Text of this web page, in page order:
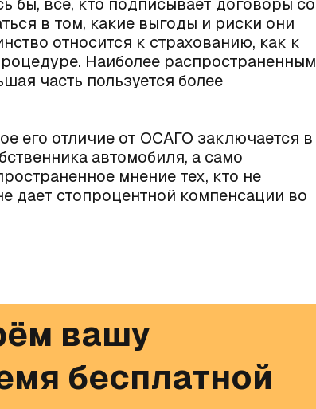
в том, какие выгоды и риски они
относится к страхованию, как к
Наиболее распространенным
часть пользуется более
его отличие от ОСАГО заключается в
автомобиля, а само
мнение тех, кто не
дает стопроцентной компенсации во
вашу
бесплатной